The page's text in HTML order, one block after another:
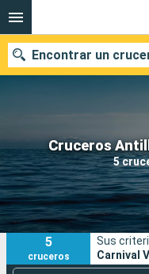
Cruceros
5
Encontrar un
Nuestros destinos
Fecha de salida
Puertos
5
cruceros
Sus
Carnival